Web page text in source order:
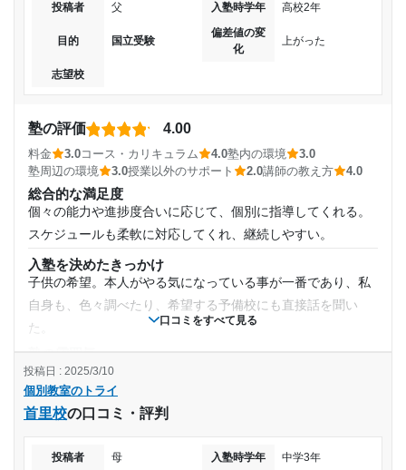
通塾頻度
週3日
1日あたりの授業時間
3時間～4時間未満
月額料金
目的の達成度
塾内の環境
設備はごく普通であり、特段してきされるべきてんもなく、
いたってふつうのせつぼであるとおもわれる
塾周辺の環境
理由を特に挙げる点はないと思われる
授業以外のサポート
(相談・面談、家庭学習のサポート、授業以外のコミュニケーション等)
特に授業外のコミュニケーションについて、特筆すべき点は
なく至って普通の感じである。悪い意味ではない
利用詳細
2020年4月〜2021年3月(1年)
高校3年
受講コース
通年
口コミをすべて見る
投稿者 父 入塾時学年 高校2年
目的 国立受験
偏差値の変
化
上がった
志望校
塾の評価 4.00
料金 3.0コース・カリキュラム 4.0塾内の環境
3.0
塾周辺の環境
3.0授業以外のサポート 2.0講師の教え方 4.0
総合的な満足度
個々の能力や進捗度合いに応じて、個別に指導してくれる。
スケジュールも柔軟に対応してくれ、継続しやすい。
入塾を決めたきっかけ
子供の希望。本人がやる気になっている事が一番であり、私
自身も、色々調べたり、希望する予備校にも直接話を聞い
た。
やや自由
料金
高くもなく、安くもなく。提供されている内容に見合ったも
コース・カリキュラム
個別教室のトライ
首里校の口コミ・評判
投稿日 : 2025/3/10
投稿者 母 入塾時学年 中学3年